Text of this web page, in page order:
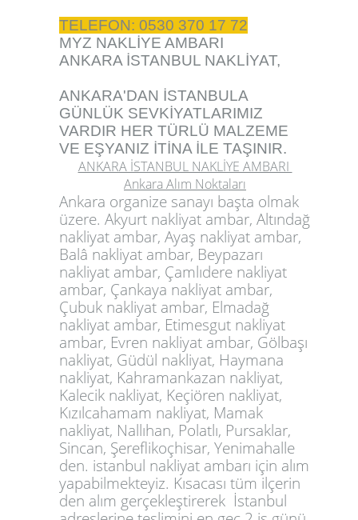
TELEFON: 0530 370 17 72
MYZ NAKLİYE AMBARI
ANKARA İSTANBUL NAKLİYAT,
ANKARA'DAN İSTANBULA
GÜNLÜK SEVKİYATLARIMIZ
VARDIR HER TÜRLÜ MALZEME
VE EŞYANIZ İTİNA İLE TAŞINIR.
ANKARA İSTANBUL NAKLİYE AMBARI
Ankara Alım Noktaları
Ankara organize sanayı başta olmak
üzere. Akyurt nakliyat ambar, Altındağ
nakliyat ambar, Ayaş nakliyat ambar,
Balâ nakliyat ambar, Beypazarı
nakliyat ambar, Çamlıdere nakliyat
ambar, Çankaya nakliyat ambar,
Çubuk nakliyat ambar, Elmadağ
nakliyat ambar, Etimesgut nakliyat
ambar, Evren nakliyat ambar, Gölbaşı
nakliyat, Güdül nakliyat, Haymana
nakliyat, Kahramankazan nakliyat,
Kalecik nakliyat, Keçiören nakliyat,
Kızılcahamam nakliyat, Mamak
nakliyat, Nallıhan, Polatlı, Pursaklar,
Sincan, Şereflikoçhisar, Yenimahalle
den. istanbul nakliyat ambarı için alım
yapabilmekteyiz. Kısacası tüm ilçerin
den alım gerçekleştirerek İstanbul